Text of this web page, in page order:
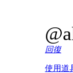
回復
使用道